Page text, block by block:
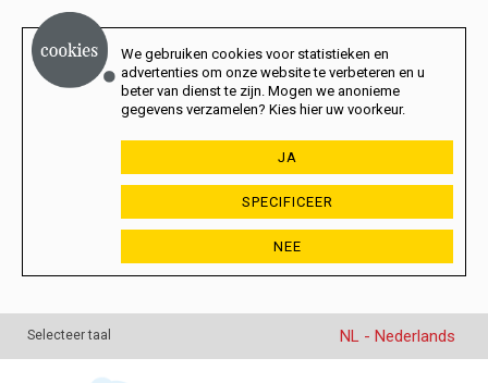
We gebruiken cookies voor statistieken en
advertenties om onze website te verbeteren en u
beter van dienst te zijn. Mogen we anonieme
gegevens verzamelen? Kies hier uw voorkeur.
JA
SPECIFICEER
NEE
Selecteer taal NL - Nederlands